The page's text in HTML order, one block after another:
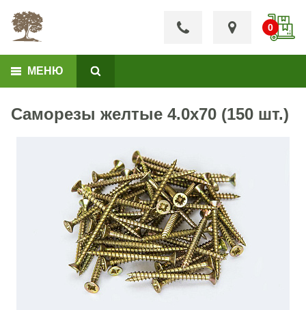
МЕНЮ
Саморезы желтые 4.0х70 (150 шт.)